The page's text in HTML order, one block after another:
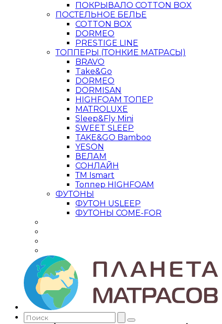
ПОКРЫВАЛО COTTON BOX
ПОСТЕЛЬНОЕ БЕЛЬЕ
COTTON BOX
DORMEO
PRESTIGE LINE
ТОППЕРЫ (ТОНКИЕ МАТРАСЫ)
BRAVO
Take&Go
DORMEO
DORMISAN
HIGHFOAM ТОПЕР
MATROLUXE
Sleep&Fly Mini
SWEET SLEEP
TAKE&GO Bamboo
YESON
ВЕЛАМ
СОНЛАЙН
ТМ Ismart
Топпер HIGHFOAM
ФУТОНЫ
ФУТОН USLEEP
ФУТОНЫ COME-FOR